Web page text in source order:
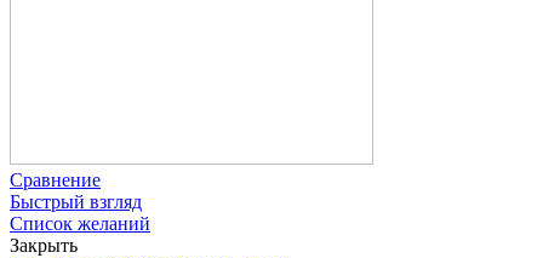
Сравнение
Быстрый взгляд
Список желаний
Закрыть